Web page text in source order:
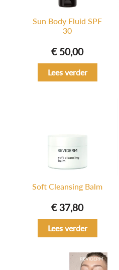
Sun Body Fluid SPF
30
€50,00
Lees verder
Soft Cleansing Balm
€37,80
Lees verder